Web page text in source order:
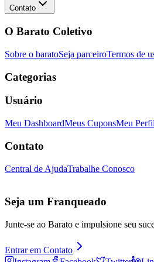
Contato
O Barato Coletivo
Sobre o baratoSeja parceiroTermos de
Categorias
Usuário
Meu DashboardMeus CuponsMeu Perfil
Contato
Central de AjudaTrabalhe Conosco
Seja um Franqueado
Junte-se ao Barato e impulsione seu
Entrar em Contato